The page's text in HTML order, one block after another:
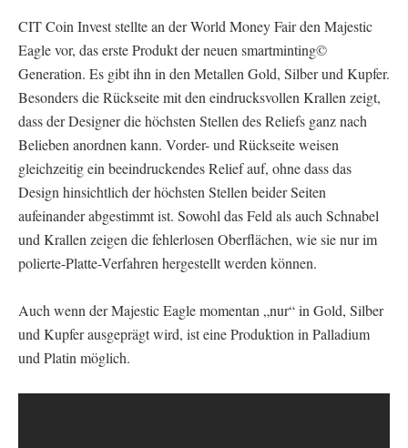
CIT Coin Invest stellte an der World Money Fair den Majestic
Eagle vor, das erste Produkt der neuen smartminting©
Generation. Es gibt ihn in den Metallen Gold, Silber und Kupfer.
Besonders die Rückseite mit den eindrucksvollen Krallen zeigt,
dass der Designer die höchsten Stellen des Reliefs ganz nach
Belieben anordnen kann. Vorder- und Rückseite weisen
gleichzeitig ein beeindruckendes Relief auf, ohne dass das
Design hinsichtlich der höchsten Stellen beider Seiten
aufeinander abgestimmt ist. Sowohl das Feld als auch Schnabel
und Krallen zeigen die fehlerlosen Oberflächen, wie sie nur im
polierte-Platte-Verfahren hergestellt werden können.
Auch wenn der Majestic Eagle momentan „nur“ in Gold, Silber
und Kupfer ausgeprägt wird, ist eine Produktion in Palladium
und Platin möglich.